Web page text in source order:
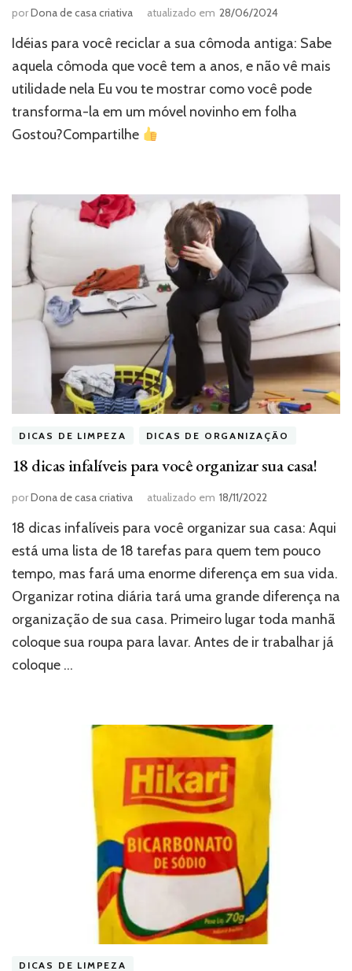
porDona de casa criativa atualizado em 28/06/2024
Idéias para você reciclar a sua cômoda antiga: Sabe
aquela cômoda que você tem a anos, e não vê mais
utilidade nela Eu vou te mostrar como você pode
transforma-la em um móvel novinho em folha
Gostou?Compartilhe
DICAS DE LIMPEZA DICAS DE ORGANIZAÇÃO
18 dicas infalíveis para você organizar sua casa!
porDona de casa criativa atualizado em 18/11/2022
18 dicas infalíveis para você organizar sua casa: Aqui
está uma lista de 18 tarefas para quem tem pouco
tempo, mas fará uma enorme diferença em sua vida.
Organizar rotina diária tará uma grande diferença na
organização de sua casa. Primeiro lugar toda manhã
coloque sua roupa para lavar. Antes de ir trabalhar já
coloque …
DICAS DE LIMPEZA